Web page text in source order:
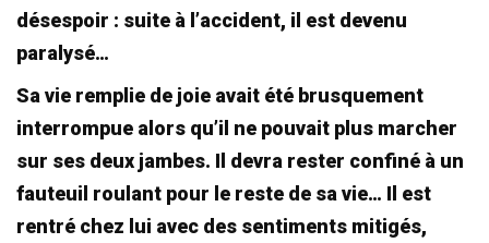
désespoir : suite à l’accident, il est devenu
paralysé…
Sa vie remplie de joie avait été brusquement
interrompue alors qu’il ne pouvait plus marcher
sur ses deux jambes. Il devra rester confiné à un
fauteuil roulant pour le reste de sa vie… Il est
rentré chez lui avec des sentiments mitigés,